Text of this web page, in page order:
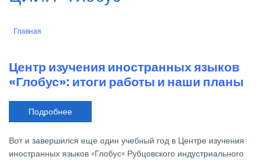
Строка
Главная
Центр изучения иностранных языков
«Глобус»: итоги работы и наши планы
Подробнее
Центр
иностранных
языков
«Глобус»:
Вот и завершился еще один учебный год в Центре изучения
иностранных языков «Глобус» Рубцовского индустриального